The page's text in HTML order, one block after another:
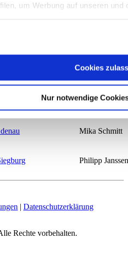
um Werbung auf unseren und
geschützt sind, dass
zugreifen können, ohne
jederzeit ändern
Widerruf erfolgten
Cookies
Nur notwendige
Sidney
Jonathan
Mika Schmitt
Philipp Janssen
| Datenschutzerklärung
Rechte vorbehalten.